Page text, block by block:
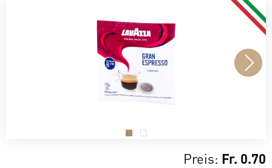
. .
Preis: Fr. 0.70